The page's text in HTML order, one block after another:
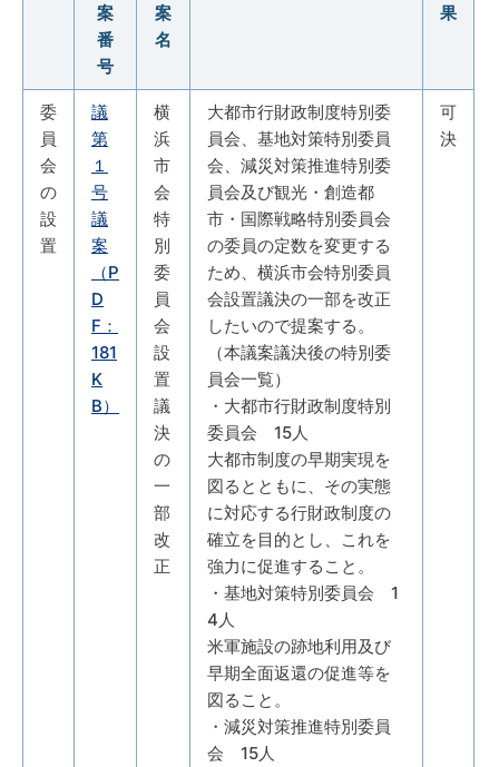
案
番
号
案
名
果
委
員
会
の
設
置
議
第
１
号
議
案
（P
D
F：
181
K
B）
横
浜
市
会
特
別
委
員
会
設
置
議
決
の
一
部
改
正
大都市行財政制度特別委
員会、基地対策特別委員
会、減災対策推進特別委
員会及び観光・創造都
市・国際戦略特別委員会
の委員の定数を変更する
ため、横浜市会特別委員
会設置議決の一部を改正
したいので提案する。
（本議案議決後の特別委
員会一覧）
・大都市行財政制度特別
委員会 15人
大都市制度の早期実現を
図るとともに、その実態
に対応する行財政制度の
確立を目的とし、これを
強力に促進すること。
・基地対策特別委員会 1
4人
米軍施設の跡地利用及び
早期全面返還の促進等を
図ること。
・減災対策推進特別委員
会 15人
可
決